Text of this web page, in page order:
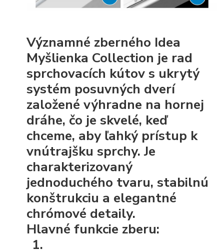
Významné zberného Idea
Myšlienka Collection je rad
sprchovacích kútov s ukrytý
systém posuvných dverí
založené výhradne na hornej
dráhe, čo je skvelé, keď
chceme, aby ľahký prístup k
vnútrajšku sprchy. Je
charakterizovaný
jednoduchého tvaru, stabilnú
konštrukciu a elegantné
chrómové detaily.
Hlavné funkcie zberu: